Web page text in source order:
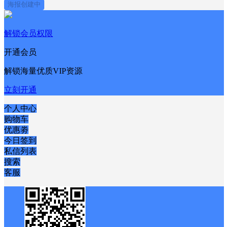
海报创建中
解锁会员权限
开通会员
解锁海量优质VIP资源
立刻开通
个人中心
购物车
优惠劵
今日签到
私信列表
搜索
客服